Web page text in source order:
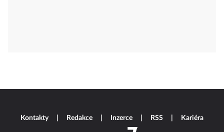
Kontakty Redakce Inzerce RSS Kariéra